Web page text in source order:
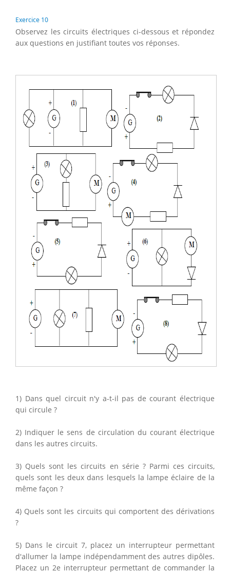
Exercice 10
Observez les circuits électriques ci-dessous et répondez
aux questions en justifiant toutes vos réponses.
1) Dans quel circuit n'y a-t-il pas de courant électrique
qui circule ?
2) Indiquer le sens de circulation du courant électrique
dans les autres circuits.
3) Quels sont les circuits en série ? Parmi ces circuits,
quels sont les deux dans lesquels la lampe éclaire de la
même façon ?
4) Quels sont les circuits qui comportent des dérivations
?
5) Dans le circuit 7, placez un interrupteur permettant
d'allumer la lampe indépendamment des autres dipôles.
Placez un 2e interrupteur permettant de commander la